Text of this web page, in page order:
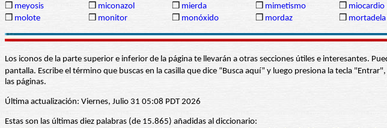
❒ meyosis ❒ miconazol ❒ mierda ❒ mimetismo ❒ miocardio
❒ molote ❒ monitor ❒ monóxido ❒ mordaz ❒ mortadela
Los iconos de la parte superior e inferior de la página te llevarán a otras secciones útiles e interesantes.
pantalla. Escribe el término que buscas en la casilla que dice “Busca aquí” y luego presiona la tecla
las páginas.
Última actualización: Viernes, Julio 31 05:08 PDT 2026
Estas son las últimas diez palabras (de 15.865) añadidas al diccionario: